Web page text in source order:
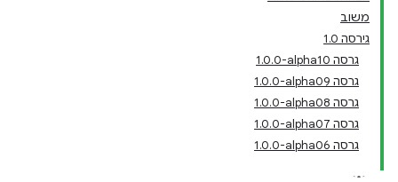
משוב
גירסה 1.0
גרסה ‎1.0.0-alpha10
גרסה ‎1.0.0-alpha09
גרסה ‎1.0.0-alpha08
גרסה ‎1.0.0-alpha07
גרסה ‎1.0.0-alpha06